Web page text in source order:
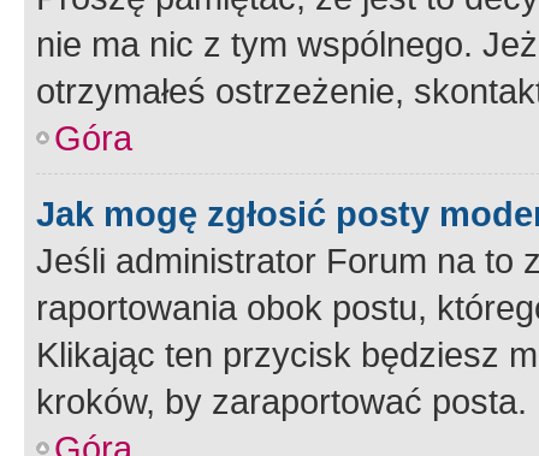
nie ma nic z tym wspólnego.
otrzymałeś ostrzeżenie,
Góra
Jak mogę zgłosić posty
Jeśli administrator Forum na to
raportowania obok postu,
Klikając ten przycisk będziesz
kroków, by zaraportować posta.